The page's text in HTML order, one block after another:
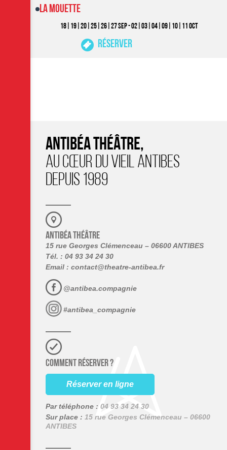
18|19|20|25|26|27 SEP - 02|03|04|09|10|11 OCT
La Mouette
Réserver
ANTIBÉA THÉÂTRE,
AU CŒUR DU VIEIL ANTIBES
DEPUIS 1989
ANTIBÉA THÉÂTRE
15 rue Georges Clémenceau – 06600 ANTIBES
Tél. : 04 93 34 24 30
Email : contact@theatre-antibea.fr
@antibea.compagnie
#antibea_compagnie
COMMENT RÉSERVER ?
Réserver en ligne
Par téléphone : 04 93 34 24 30
Sur place : 15 rue Georges Clémenceau – 06600
ANTIBES